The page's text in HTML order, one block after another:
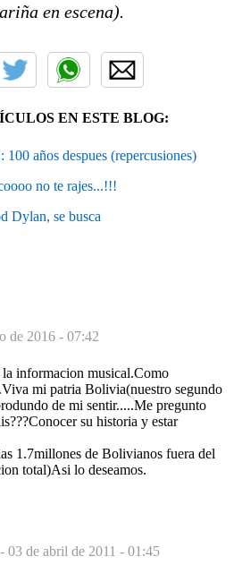
en escena).
EN ESTE BLOG:
años despues (repercusiones)
no te rajes...!!!
Dylan, se busca
de 2016 - 07:42
informacion musical.Como
mi patria Bolivia(nuestro segundo
de mi sentir.....Me pregunto
su historia y estar
1.7millones de Bolivianos fuera del
total)Asi lo deseamos.
03 de abril de 2011 - 01:45